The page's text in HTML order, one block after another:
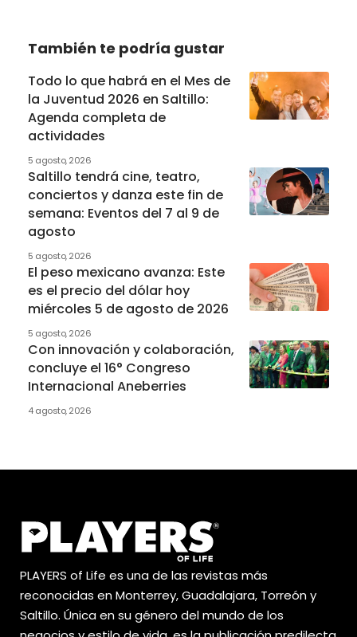
También te podría gustar
Todo lo que habrá en el Mes de
la Juventud 2026 en Saltillo:
Agenda completa de
actividades
5 agosto, 2026
Saltillo tendrá cine, teatro,
conciertos y danza este fin de
semana: Eventos del 7 al 9 de
agosto
5 agosto, 2026
El peso mexicano avanza: Este
es el precio del dólar hoy
miércoles 5 de agosto de 2026
5 agosto, 2026
Con innovación y colaboración,
concluye el 16° Congreso
Internacional Aneberries
4 agosto, 2026
PLAYERS of Life es una de las revistas más
reconocidas en Monterrey, Guadalajara, Torreón y
Saltillo. Única en su género del mundo de los